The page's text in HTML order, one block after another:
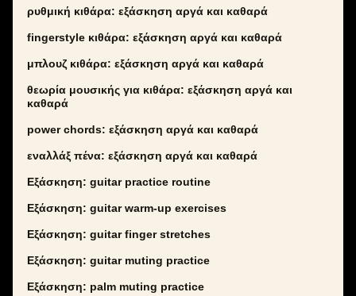
ρυθμική κιθάρα: εξάσκηση αργά και καθαρά
fingerstyle κιθάρα: εξάσκηση αργά και καθαρά
μπλουζ κιθάρα: εξάσκηση αργά και καθαρά
θεωρία μουσικής για κιθάρα: εξάσκηση αργά και
καθαρά
power chords: εξάσκηση αργά και καθαρά
εναλλάξ πένα: εξάσκηση αργά και καθαρά
Εξάσκηση: guitar practice routine
Εξάσκηση: guitar warm-up exercises
Εξάσκηση: guitar finger stretches
Εξάσκηση: guitar muting practice
Εξάσκηση: palm muting practice